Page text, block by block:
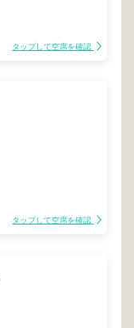
タップして空席を確認
タップして空席を確認